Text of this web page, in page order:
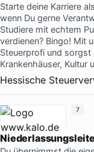
Starte deine Karriere
wenn Du gerne
Studiere mit echtem
verdienen? Bingo! Mit
Steuerprofi und sorgst
Krankenhäuser, Kultur
Hessische
7